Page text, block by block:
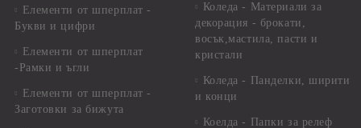
Елементи от шперплат -
Букви и цифри
Елементи от шперплат
-Рамки и ъгли
Елементи от шперплат -
Заготовки за бижута
Коледа - Материали за
декорация - брокати,
восък,мастила, пасти и
кристали
Коледа - Панделки, ширити
и конци
Коелда - Папки за релеф